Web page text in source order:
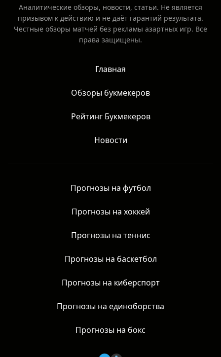
Аналитические обзоры, новости, статьи. Не является
призывом к действию и не даёт гарантий результата.
Честные обзоры матчей без рекламы азартных игр. Все
права защищены.
Главная
Обзоры букмекеров
Рейтинг Букмекеров
Новости
Прогнозы на футбол
Прогнозы на хоккей
Прогнозы на теннис
Прогнозы на баскетбол
Прогнозы на киберспорт
Прогнозы на единоборства
Прогнозы на бокс